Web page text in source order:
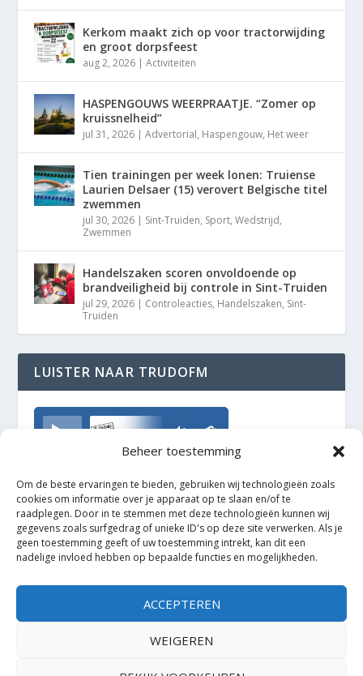
Beheer toestemming
Om de beste ervaringen te bieden, gebruiken wij technologieën zoals
cookies om informatie over je apparaat op te slaan en/of te
raadplegen. Door in te stemmen met deze technologieën kunnen wij
gegevens zoals surfgedrag of unieke ID's op deze site verwerken. Als je
geen toestemming geeft of uw toestemming intrekt, kan dit een
nadelige invloed hebben op bepaalde functies en mogelijkheden.
ACCEPTEREN
WEIGEREN
Kerkom maakt zich op voor tractorwijding
en groot dorpsfeest
aug 2, 2026 |Activiteiten
HASPENGOUWS WEERPRAATJE. “Zomer op
kruissnelheid”
jul 31, 2026 |Advertorial, Haspengouw, Het weer
Tien trainingen per week lonen: Truiense
Laurien Delsaer (15) verovert Belgische titel
zwemmen
jul 30, 2026 | Sint-Truiden, Sport,Wedstrijd,
Zwemmen
Handelszaken scoren onvoldoende op
brandveiligheid bij controle in Sint-Truiden
jul 29, 2026 | Controleacties, Handelszaken, Sint-
Truiden
LUISTER NAAR TRUDOFM
TrudoFM